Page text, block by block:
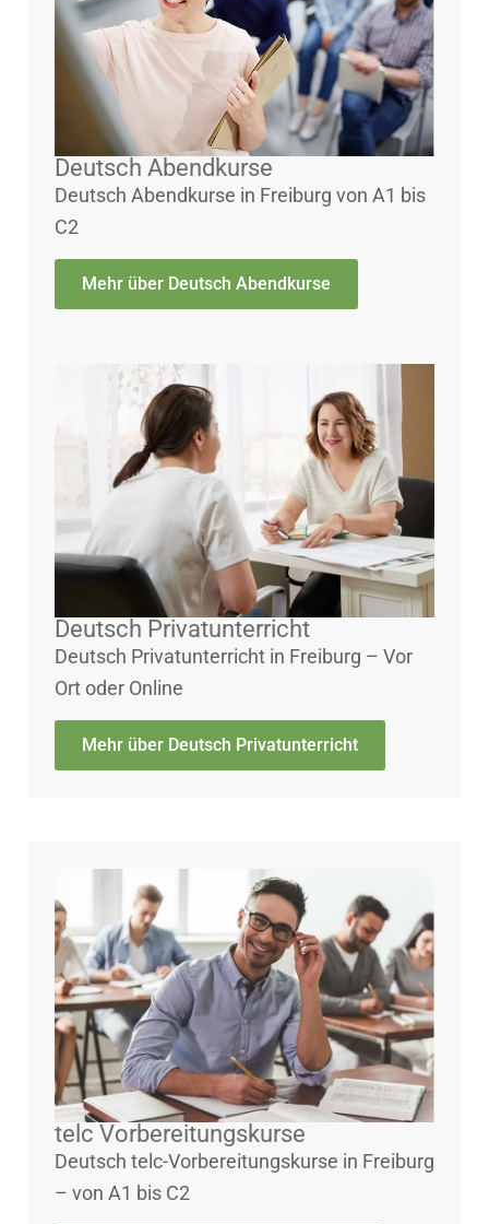
Deutsch Abendkurse
Deutsch Abendkurse in Freiburg von A1 bis
C2
Mehr über Deutsch Abendkurse
Deutsch Privatunterricht
Deutsch Privatunterricht in Freiburg – Vor
Ort oder Online
Mehr über Deutsch Privatunterricht
telc Vorbereitungskurse
Deutsch telc-Vorbereitungskurse in Freiburg
– von A1 bis C2